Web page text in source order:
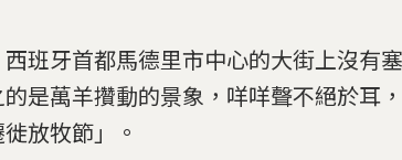
班牙首都馬德里市中心的大街上沒有
是萬羊攢動的景象，咩咩聲不絕於耳
放牧節」。